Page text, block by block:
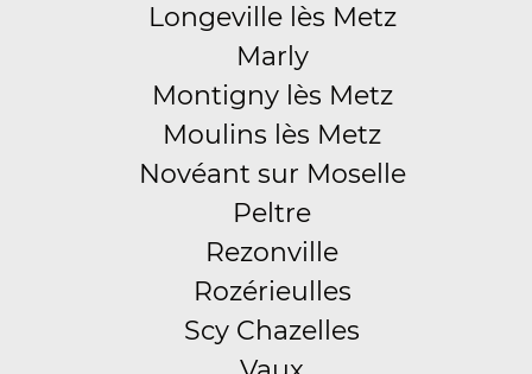
Longeville lès Metz
Marly
Montigny lès Metz
Moulins lès Metz
Novéant sur Moselle
Peltre
Rezonville
Rozérieulles
Scy Chazelles